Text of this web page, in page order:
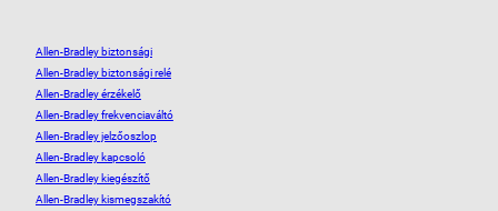
Allen-Bradley biztonsági
Allen-Bradley biztonsági relé
Allen-Bradley érzékelő
Allen-Bradley frekvenciaváltó
Allen-Bradley jelzőoszlop
Allen-Bradley kapcsoló
Allen-Bradley kiegészítő
Allen-Bradley kismegszakító